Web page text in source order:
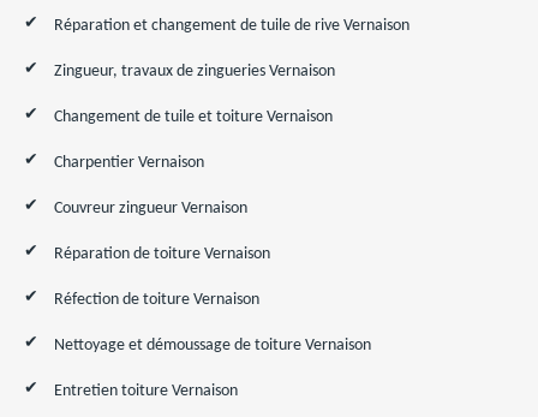
Réparation et changement de tuile de rive Vernaison
Zingueur, travaux de zingueries Vernaison
Changement de tuile et toiture Vernaison
Charpentier Vernaison
Couvreur zingueur Vernaison
Réparation de toiture Vernaison
Réfection de toiture Vernaison
Nettoyage et démoussage de toiture Vernaison
Entretien toiture Vernaison